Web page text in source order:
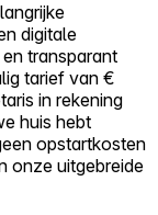
digitale
transparant
tarief van €
in rekening
huis hebt
opstartkosten
onze uitgebreide